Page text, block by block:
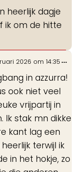
heerlijk dagje
ik om de hitte
2026 om 14:35
in azzurra!
ook niet veel
vrijpartij in
Ik stak mn dikke
kant lag een
terwijl ik
in het hokje, zo
...